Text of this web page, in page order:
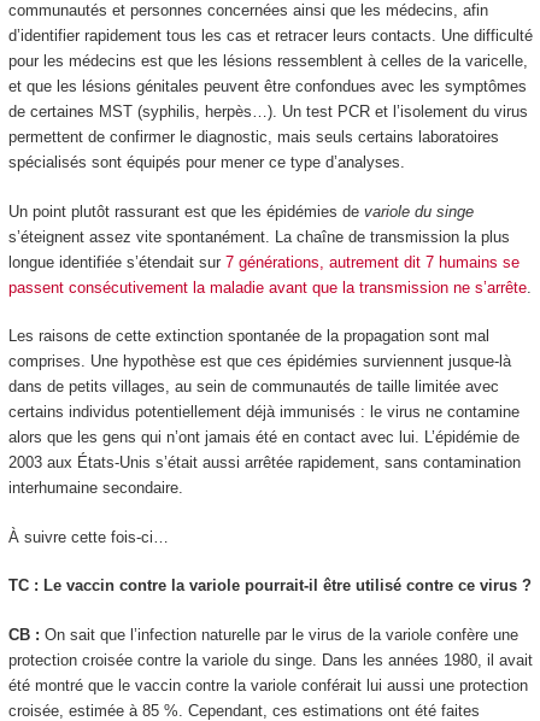
communautés et personnes concernées ainsi que les médecins, afin
d’identifier rapidement tous les cas et retracer leurs contacts. Une difficulté
pour les médecins est que les lésions ressemblent à celles de la varicelle,
et que les lésions génitales peuvent être confondues avec les symptômes
de certaines MST (syphilis, herpès…). Un test PCR et l’isolement du virus
permettent de confirmer le diagnostic, mais seuls certains laboratoires
spécialisés sont équipés pour mener ce type d’analyses.
Un point plutôt rassurant est que les épidémies de variole du singe
s’éteignent assez vite spontanément. La chaîne de transmission la plus
longue identifiée s’étendait sur 7 générations, autrement dit 7 humains se
passent consécutivement la maladie avant que la transmission ne s’arrête.
Les raisons de cette extinction spontanée de la propagation sont mal
comprises. Une hypothèse est que ces épidémies surviennent jusque-là
dans de petits villages, au sein de communautés de taille limitée avec
certains individus potentiellement déjà immunisés : le virus ne contamine
alors que les gens qui n’ont jamais été en contact avec lui. L’épidémie de
2003 aux États-Unis s’était aussi arrêtée rapidement, sans contamination
interhumaine secondaire.
À suivre cette fois-ci…
TC : Le vaccin contre la variole pourrait-il être utilisé contre ce virus ?
CB : On sait que l’infection naturelle par le virus de la variole confère une
protection croisée contre la variole du singe. Dans les années 1980, il avait
été montré que le vaccin contre la variole conférait lui aussi une protection
croisée, estimée à 85 %. Cependant, ces estimations ont été faites